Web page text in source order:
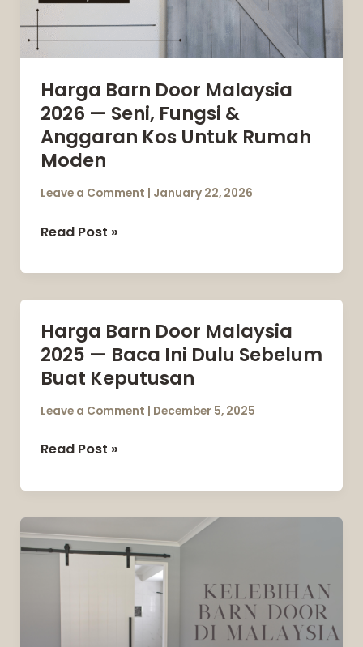
Harga Barn Door Malaysia
2026 — Seni, Fungsi &
Anggaran Kos Untuk Rumah
Moden
Leave a Comment | January 22, 2026
Seni,
Fungsi
&
Anggaran
Kos
Untuk
Rumah
Moden
Read Post »
Harga Barn Door Malaysia
2025 — Baca Ini Dulu Sebelum
Buat Keputusan
Leave a Comment | December 5, 2025
Harga
Barn
Door
2025
Buat
Keputusan
Read Post »
Barn
Door